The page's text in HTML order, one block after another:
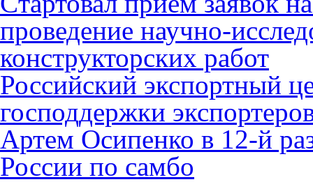
проведение научно-
конструкторских работ
Российский экспортный
господдержки
Артем Осипенко в 12-й
России по самбо